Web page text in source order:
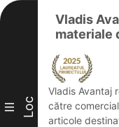
III Loc
Vladis
materiale
Vladis Avantaj
către
articole